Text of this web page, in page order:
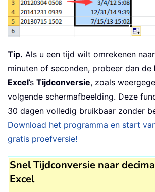
Tip. Als u een tijd wilt omrekenen
minuten of seconden, probeer dan de
Excel’s Tijdconversie, zoals
volgende schermafbeelding. Deze
30 dagen volledig bruikbaar zonder
Download het programma en start
gratis proefversie!
Snel Tijdconversie naar
Excel